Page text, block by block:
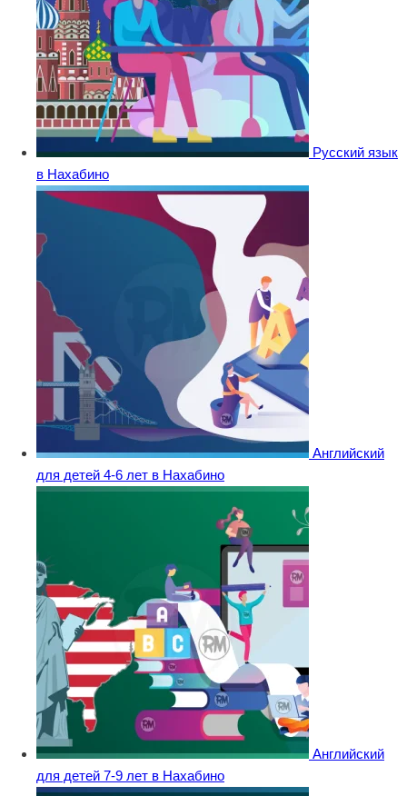
Русский язык
в Нахабино
Английский
для детей 4-6 лет в Нахабино
Английский
для детей 7-9 лет в Нахабино